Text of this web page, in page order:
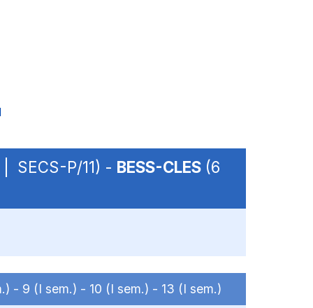
SECS-P/11) - BESS-CLES (6
- 9 (I sem.) - 10 (I sem.) - 13 (I sem.)